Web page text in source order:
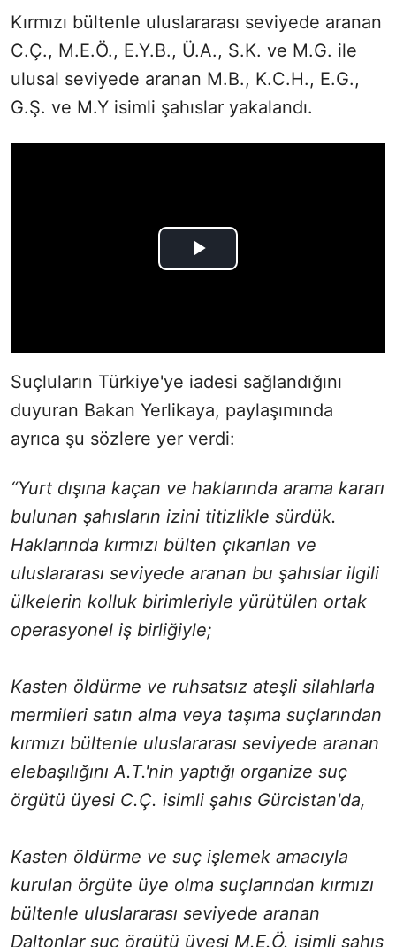
Kırmızı bültenle uluslararası seviyede aranan
C.Ç., M.E.Ö., E.Y.B., Ü.A., S.K. ve M.G. ile
ulusal seviyede aranan M.B., K.C.H., E.G.,
G.Ş. ve M.Y isimli şahıslar yakalandı.
Suçluların Türkiye'ye iadesi sağlandığını
duyuran Bakan Yerlikaya, paylaşımında
ayrıca şu sözlere yer verdi:
“Yurt dışına kaçan ve haklarında arama kararı
bulunan şahısların izini titizlikle sürdük.
Haklarında kırmızı bülten çıkarılan ve
uluslararası seviyede aranan bu şahıslar ilgili
ülkelerin kolluk birimleriyle yürütülen ortak
operasyonel iş birliğiyle;
Kasten öldürme ve ruhsatsız ateşli silahlarla
mermileri satın alma veya taşıma suçlarından
kırmızı bültenle uluslararası seviyede aranan
elebaşılığını A.T.'nin yaptığı organize suç
örgütü üyesi C.Ç. isimli şahıs Gürcistan'da,
Kasten öldürme ve suç işlemek amacıyla
kurulan örgüte üye olma suçlarından kırmızı
bültenle uluslararası seviyede aranan
Daltonlar suç örgütü üyesi M.E.Ö. isimli şahıs